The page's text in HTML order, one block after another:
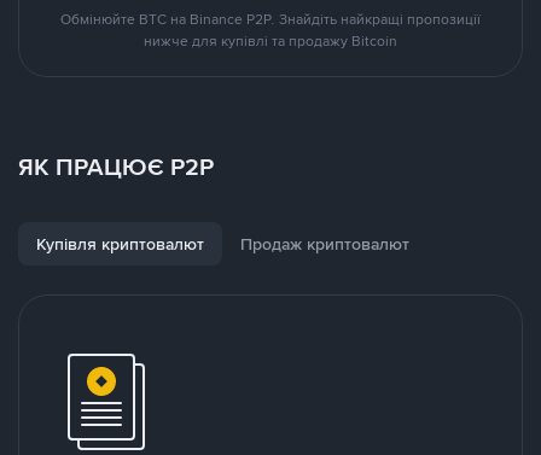
Обмінюйте BTC на Binance P2P. Знайдіть найкращі пропозиції
нижче для купівлі та продажу Bitcoin
ЯК ПРАЦЮЄ P2P
Купівля криптовалют Продаж криптовалют